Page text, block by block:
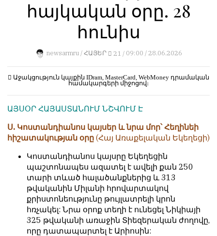
Пользователей:
НАШИ
ПРАВИЛА
материалы
для
независимо
мыслящих.
Сайт
обновляется
большим
трудом,
կերպ։
Խմբագրությունը
խոթում
հեղինակային
նյութերի
չի
կրճատում
մտքերի
խմբագրում
կատարում։
Խմբագրության
կարծիքը
հեղինակների
կարծիքի
հետ
հայկական օրը. 28
հունիս
newsarmru / ՀԱՅԵՐ 21 / 09:00 / 28.06.2026
Աջակցություն կայքին IDram, MasterCard, WebMoney դրամական
համակարգերի միջոցով։
ԱՅՍՕՐ ՀԱՅԱՍՏԱՆՈՒՄ ՆՇՎՈՒՄ Է
Ս. Կոստանդիանոս կայսեր և նրա մոր՝ Հեղինեի
հիշատակության օրը (Հայ Առաքելական Եկեղեցի)
Կոստանդիանոս կայսրը Եկեղեցին
պաշտոնապես ազատել է ավելի քան 250
տարի տևած հալածանքներից և 313
թվականին Միլանի հրովարտակով
քրիստոնեությունը թույլատրելի կրոն
հռչակել: Նրա օրոք տեղի է ունեցել Նիկիայի
325 թվականի առաջին Տիեզերական ժողովը,
որը դատապարտել է Արիոսին: